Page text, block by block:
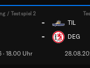
/ Testspiel 2
-
-
18.00 Uhr
TIL
DEG